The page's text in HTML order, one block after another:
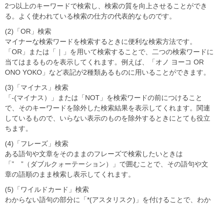
2つ以上のキーワードで検索し、検索の質を向上させることができ
る。よく使われている検索の仕方の代表的なものです。
(2)「OR」検索
マイナーな検索ワードを検索するときに便利な検索方法です。
「OR」または「｜」を用いて検索することで、二つの検索ワードに
当てはまるものを表示してくれます。例えば、「オノ ヨーコ OR
ONO YOKO」など表記が2種類あるものに用いることができます。
(3)「マイナス」検索
「-(マイナス）」または「NOT」を検索ワードの前につけること
で、そのキーワードを除外した検索結果を表示してくれます。関連
しているもので、いらない表示のものを除外するときにとても役立
ちます。
(4)「フレーズ」検索
ある語句や文章をそのままのフレーズで検索したいときは
「” ”（ダブルクォーテーション）」で囲むことで、その語句や文
章の語順のまま検索し表示してくれます。
(5)「ワイルドカード」検索
わからない語句の部分に「*(アスタリスク)」を付けることで、わか